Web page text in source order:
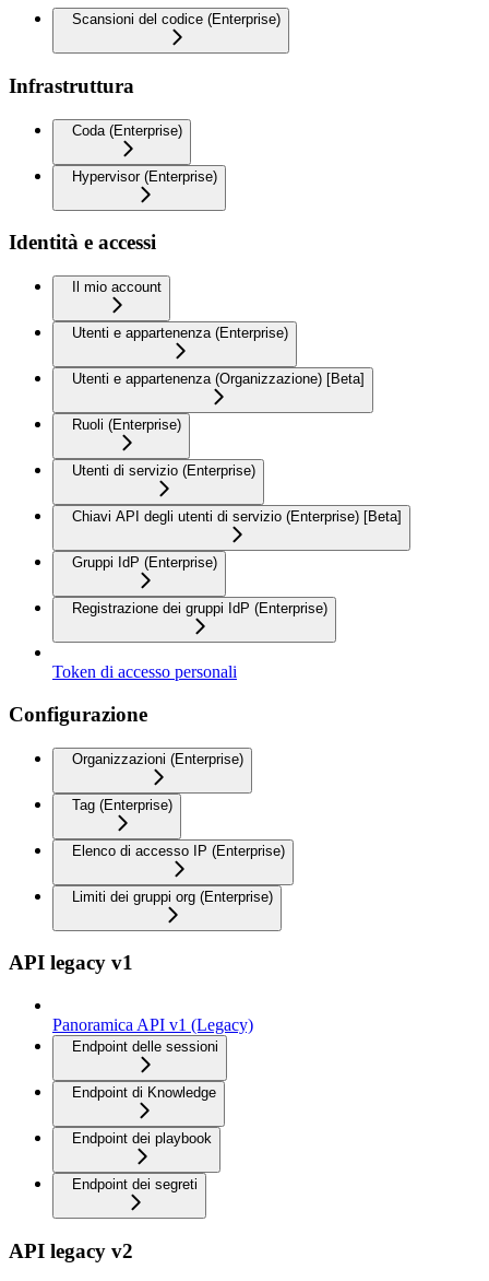
Scansioni del codice (Enterprise)
Infrastruttura
Coda (Enterprise)
Hypervisor (Enterprise)
Identità e accessi
Il mio account
Utenti e appartenenza (Enterprise)
Utenti e appartenenza (Organizzazione) [Beta]
Ruoli (Enterprise)
Utenti di servizio (Enterprise)
Chiavi API degli utenti di servizio (Enterprise) [Beta]
Gruppi IdP (Enterprise)
Registrazione dei gruppi IdP (Enterprise)
Token di accesso personali
Configurazione
Organizzazioni (Enterprise)
Tag (Enterprise)
Elenco di accesso IP (Enterprise)
Limiti dei gruppi org (Enterprise)
API legacy v1
Panoramica API v1 (Legacy)
Endpoint delle sessioni
Endpoint di Knowledge
Endpoint dei playbook
Endpoint dei segreti
API legacy v2